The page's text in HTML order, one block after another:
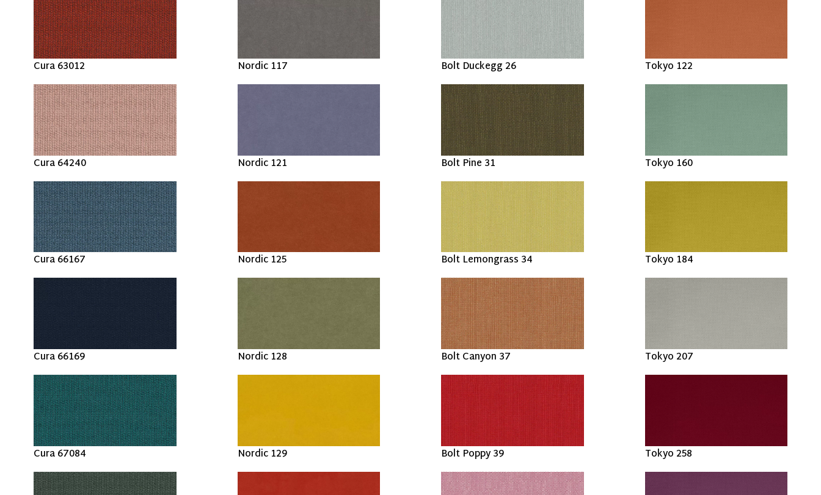
Cura 63012
Cura 64240
Cura 66167
Cura 66169
Cura 67084
Nordic 117
Nordic 121
Nordic 125
Nordic 128
Nordic 129
Bolt Duckegg 26
Bolt Pine 31
Bolt Lemongrass 34
Bolt Canyon 37
Bolt Poppy 39
Tokyo 122
Tokyo 160
Tokyo 184
Tokyo 207
Tokyo 258